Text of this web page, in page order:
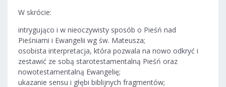
W skrócie:
intrygująco i w nieoczywisty sposób o Pieśń nad
Pieśniami i Ewangelii wg św. Mateusza;
osobista interpretacja, która pozwala na nowo odkryć i
zestawić ze sobą starotestamentalną Pieśń oraz
nowotestamentalną Ewangelię;
ukazanie sensu i głębi biblijnych fragmentów;